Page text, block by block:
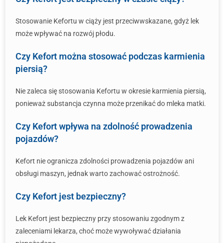
Stosowanie Kefortu w ciąży jest przeciwwskazane, gdyż lek
może wpływać na rozwój płodu.
Czy Kefort można stosować podczas karmienia
piersią?
Nie zaleca się stosowania Kefortu w okresie karmienia piersią,
ponieważ substancja czynna może przenikać do mleka matki.
Czy Kefort wpływa na zdolność prowadzenia
pojazdów?
Kefort nie ogranicza zdolności prowadzenia pojazdów ani
obsługi maszyn, jednak warto zachować ostrożność.
Czy Kefort jest bezpieczny?
Lek Kefort jest bezpieczny przy stosowaniu zgodnym z
zaleceniami lekarza, choć może wywoływać działania